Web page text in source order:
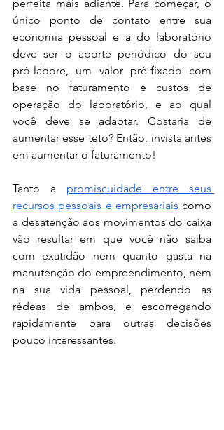
perfeita mais adiante. Para começar, o
único ponto de contato entre sua
economia pessoal e a do laboratório
deve ser o aporte periódico do seu
pró-labore, um valor pré-fixado com
base no faturamento e custos de
operação do laboratório, e ao qual
você deve se adaptar. Gostaria de
aumentar esse teto? Então, invista antes
em aumentar o faturamento!
Tanto a promiscuidade entre seus
recursos pessoais e empresariais como
a desatenção aos movimentos do caixa
vão resultar em que você não saiba
com exatidão nem quanto gasta na
manutenção do empreendimento, nem
na sua vida pessoal, perdendo as
rédeas de ambos, e escorregando
rapidamente para outras decisões
pouco interessantes.